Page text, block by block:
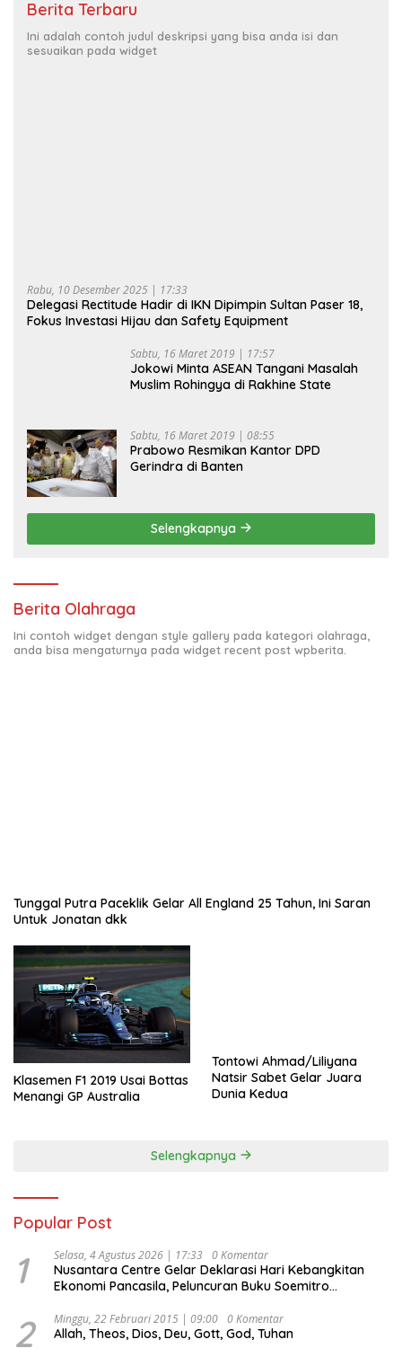
Berita Terbaru
Ini adalah contoh judul deskripsi yang bisa anda isi dan
sesuaikan pada widget
Rabu, 10 Desember 2025 | 17:33
Delegasi Rectitude Hadir di IKN Dipimpin Sultan Paser 18,
Fokus Investasi Hijau dan Safety Equipment
Sabtu, 16 Maret 2019 | 17:57
Jokowi Minta ASEAN Tangani Masalah
Muslim Rohingya di Rakhine State
Sabtu, 16 Maret 2019 | 08:55
Prabowo Resmikan Kantor DPD
Gerindra di Banten
Selengkapnya
Berita Olahraga
Ini contoh widget dengan style gallery pada kategori olahraga,
anda bisa mengaturnya pada widget recent post wpberita.
Tunggal Putra Paceklik Gelar All England 25 Tahun, Ini Saran
Untuk Jonatan dkk
Klasemen F1 2019 Usai Bottas
Menangi GP Australia
Tontowi Ahmad/Liliyana
Natsir Sabet Gelar Juara
Dunia Kedua
Selengkapnya
Popular Post
1 Selasa, 4 Agustus 2026 | 17:33 0 Komentar
Nusantara Centre Gelar Deklarasi Hari Kebangkitan
Ekonomi Pancasila, Peluncuran Buku Soemitro
Ekonomi Politik Indonesia) & Simposium Nasional
“Urgensi Undang-Undang Perekonomian Nasional dan
2 Minggu, 22 Februari 2015 | 09:00 0 Komentar
Allah, Theos, Dios, Deu, Gott, God, Tuhan